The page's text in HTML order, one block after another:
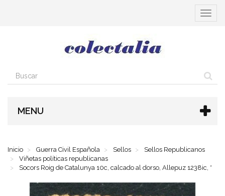
MENU
Inicio Guerra Civil Española Sellos
Sellos Republicanos
Viñetas políticas republicanas
Socors Roig de Catalunya 10c, calcado al dorso, Allepuz 1238ic, *